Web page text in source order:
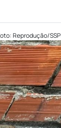
Reprodução/